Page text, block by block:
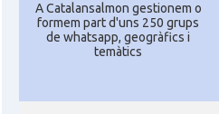
CAMON
Casal
A Catalansalmon gestionem o
formem part d'uns 250 grups
de whatsapp, geogràfics i
temàtics